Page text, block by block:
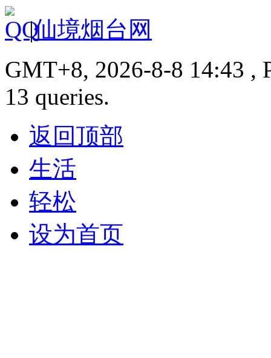
|仙境烟台网
GMT+8, 2026-8-8 14:43 ,
13 queries.
返回顶部
生活
轻松
设为首页